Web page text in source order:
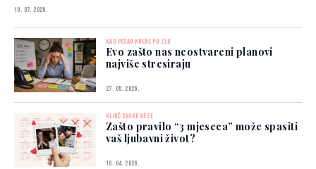
10. 07. 2026.
KAD POSAO KRENE PO ZLU
Evo zašto nas neostvareni planovi
najviše stresiraju
27. 05. 2026.
KLJUČ SVAKE VEZE
Zašto pravilo “3 mjeseca” može spasiti
vaš ljubavni život?
10. 04. 2026.